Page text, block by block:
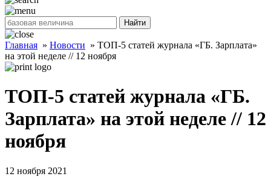
Найти
Главная » Новости » ТОП-5 статей журнала «ГБ. Зарплата»
на этой неделе // 12 ноября
ТОП-5 статей журнала «ГБ.
Зарплата» на этой неделе // 12
ноября
12 ноября 2021